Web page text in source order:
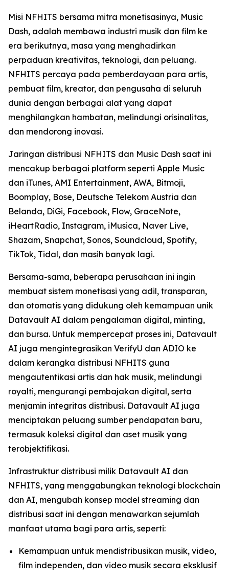
Misi NFHITS bersama mitra monetisasinya, Music
Dash, adalah membawa industri musik dan film ke
era berikutnya, masa yang menghadirkan
perpaduan kreativitas, teknologi, dan peluang.
NFHITS percaya pada pemberdayaan para artis,
pembuat film, kreator, dan pengusaha di seluruh
dunia dengan berbagai alat yang dapat
menghilangkan hambatan, melindungi orisinalitas,
dan mendorong inovasi.
Jaringan distribusi NFHITS dan Music Dash saat ini
mencakup berbagai platform seperti Apple Music
dan iTunes, AMI Entertainment, AWA, Bitmoji,
Boomplay, Bose, Deutsche Telekom Austria dan
Belanda, DiGi, Facebook, Flow, GraceNote,
iHeartRadio, Instagram, iMusica, Naver Live,
Shazam, Snapchat, Sonos, Soundcloud, Spotify,
TikTok, Tidal, dan masih banyak lagi.
Bersama-sama, beberapa perusahaan ini ingin
membuat sistem monetisasi yang adil, transparan,
dan otomatis yang didukung oleh kemampuan unik
Datavault AI dalam pengalaman digital, minting,
dan bursa. Untuk mempercepat proses ini, Datavault
AI juga mengintegrasikan VerifyU dan ADIO ke
dalam kerangka distribusi NFHITS guna
mengautentikasi artis dan hak musik, melindungi
royalti, mengurangi pembajakan digital, serta
menjamin integritas distribusi. Datavault AI juga
menciptakan peluang sumber pendapatan baru,
termasuk koleksi digital dan aset musik yang
terobjektifikasi.
Infrastruktur distribusi milik Datavault AI dan
NFHITS, yang menggabungkan teknologi blockchain
dan AI, mengubah konsep model streaming dan
distribusi saat ini dengan menawarkan sejumlah
manfaat utama bagi para artis, seperti:
Kemampuan untuk mendistribusikan musik, video,
film independen, dan video musik secara eksklusif